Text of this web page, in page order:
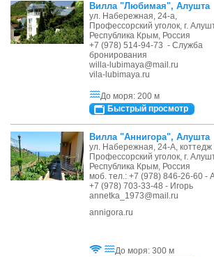
Вилла "Любимая", Алушта
ул. Набережная, 24-а,
Профессорский уголок, г.
Республика Крым, Россия
+7 (978) 514-94-73 - Служба
бронирования
willa-lubimaya@mail.ru
vila-lubimaya.ru
До моря: 200 м
Быстрый просмотр
Вилла "Аннигора", Алушта
ул. Набережная, 24-А, коттедж
Профессорский уголок, г.
Республика Крым, Россия
моб. тел.: +7 (978) 846-26-60 -
+7 (978) 703-33-48 - Игорь
annetka_1973@mail.ru
annigora.ru
До моря: 300 м